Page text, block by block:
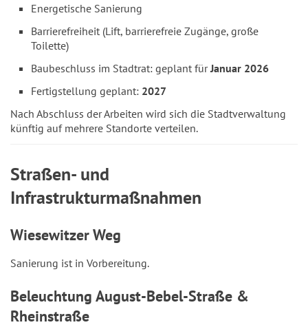
Energetische Sanierung
Barrierefreiheit (Lift, barrierefreie Zugänge, große
Toilette)
Baubeschluss im Stadtrat: geplant fürJanuar 2026
Fertigstellung geplant: 2027
Nach Abschluss der Arbeiten wird sich die Stadtverwaltung
künftig auf mehrere Standorte verteilen.
Straßen- und
Infrastrukturmaßnahmen
Wiesewitzer Weg
Sanierung ist in Vorbereitung.
Beleuchtung August-Bebel-Straße &
Rheinstraße